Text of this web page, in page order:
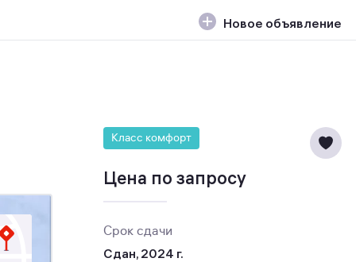
Новое объявление
Класс комфорт
Цена по запросу
Срок сдачи
Сдан, 2024 г.